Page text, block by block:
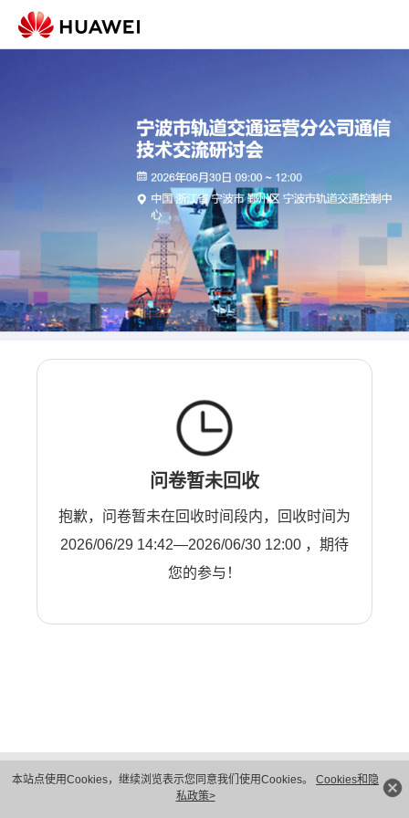
本站点使用Cookies，继续浏览表示您同意我们使用Cookies。 Cookies和隐
私政策>
问卷暂未回收
抱歉，问卷暂未在回收时间段内，回收时间为
2026/06/29 14:42—2026/06/30 12:00 ，期待
您的参与！
隐私保护
法律声明